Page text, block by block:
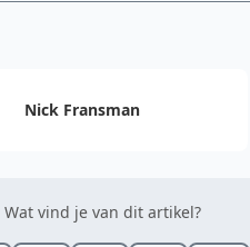
Nick Fransman
Wat vind je van dit artikel?